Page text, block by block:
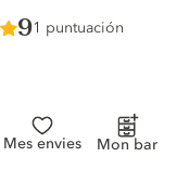
Score :
9/ 10
1 puntuación
Mes envies Mon bar